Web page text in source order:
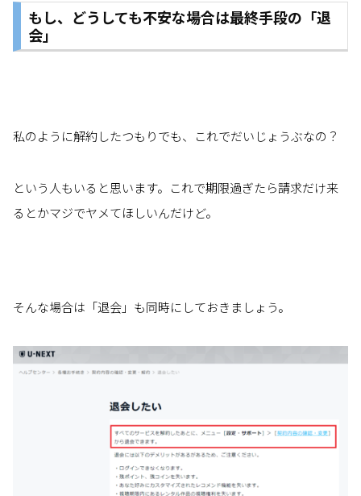
もし、どうしても不安な場合は最終手段の「退
会」
私のように解約したつもりでも、これでだいじょうぶなの？
という人もいると思います。これで期限過ぎたら請求だけ来
るとかマジでヤメてほしいんだけど。
そんな場合は「退会」も同時にしておきましょう。